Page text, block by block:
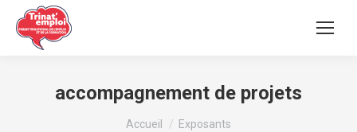
accompagnement de projets
Vous êtes ici :
Accueil Exposants